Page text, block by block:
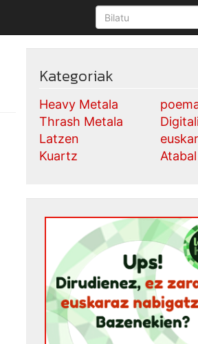
Kategoriak
Heavy Metala
Thrash Metala
Latzen
Kuartz
Atabal